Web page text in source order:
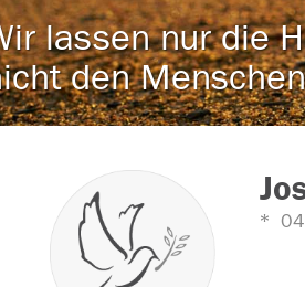
lassen nur die
den